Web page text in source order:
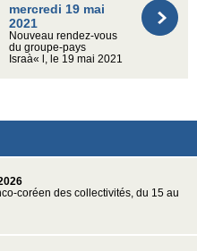
mercredi 19 mai
2021
Nouveau rendez-vous
du groupe-pays
Israà« l, le 19 mai 2021
coréen des collectivités, du 15 au